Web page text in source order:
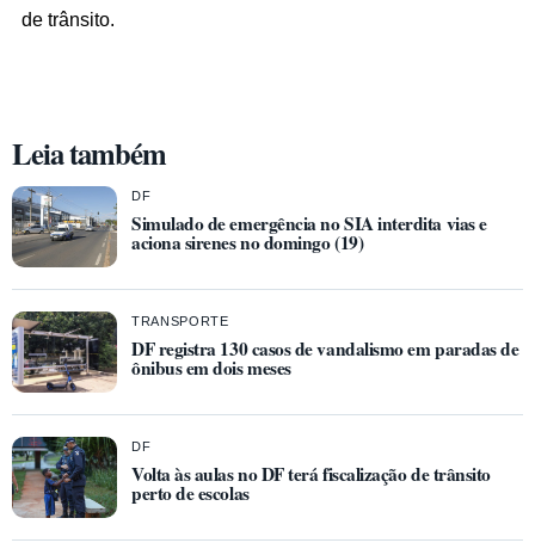
de trânsito.
Leia também
DF
Simulado de emergência no SIA interdita vias e
aciona sirenes no domingo (19)
TRANSPORTE
DF registra 130 casos de vandalismo em paradas de
ônibus em dois meses
DF
Volta às aulas no DF terá fiscalização de trânsito
perto de escolas